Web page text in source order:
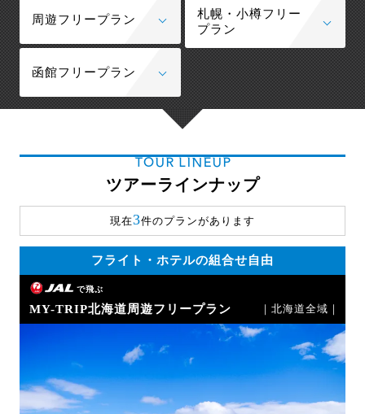
周遊フリープラン
札幌・小樽フリー
プラン
函館フリープラン
TOUR LINEUP
ツアーラインナップ
現在3件のプランがあります
フライト・ホテルの組合せ自由
で飛ぶ
MY-TRIP北海道周遊フリープラン ｜北海道全域｜